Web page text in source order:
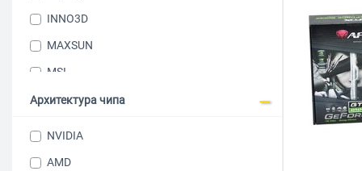
INNO3D
MAXSUN
MSI
Ninja
Архитектура чипа
NVIDIA
AMD